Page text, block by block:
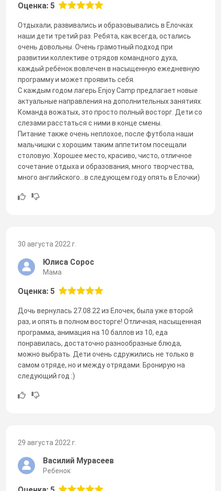
Оценка: 5
Отдыхали, развивались и образовывались в Ёлочках
наши дети третий раз. Ребята, как всегда, остались
очень довольны. Очень грамотный подход при
развитии коллективе отрядов командного духа,
каждый ребёнок вовлечен в насыщенную ежедневную
программу и может проявить себя.
С каждым годом лагерь Enjoy Camp предлагает новые
актуальные направления на дополнительных занятиях.
Команда вожатых, это просто полный восторг. Дети со
слезами расстаться с ними в конце смены.
Питание также очень неплохое, после футбола наши
мальчишки с хорошим таким аппетитом посещали
столовую. Хорошее место, красиво, чисто, отличное
сочетание отдыха и образования, много творчества,
много английского...в следующем году опять в Елочки)
30 августа 2022 г.
Юлиса Сорос
Мама
Оценка: 5
Дочь вернулась 27.08.22 из Елочек, была уже второй
раз, и опять в полном восторге! Отличная, насыщенная
программа, анимация на 10 баллов из 10, еда
понравилась, достаточно разнообразные блюда,
можно выбрать. Дети очень сдружились не только в
самом отряде, но и между отрядами. Бронирую на
следующий год :)
29 августа 2022 г.
Василий Мурасеев
Ребенок